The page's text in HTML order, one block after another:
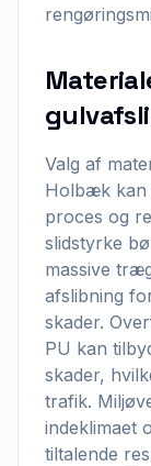
Valg af
Holbæk kan
proces og
slidstyrke
massive
afslibning
skader.
PU kan
skader,
trafik.
indeklimaet
tiltalende